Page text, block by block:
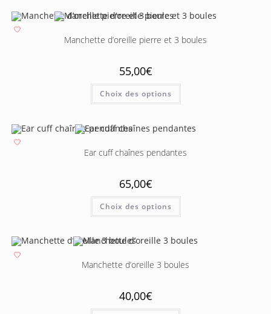
Manchette d’oreille pierre et 3 boules
55,00€
Choix des options
Ear cuff chaînes pendantes
65,00€
Choix des options
Manchette d’oreille 3 boules
40,00€